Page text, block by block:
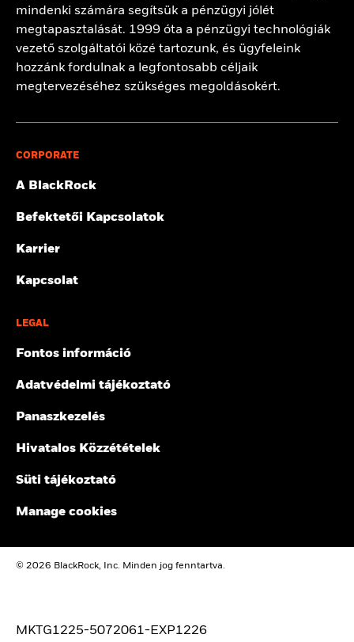
mindenki számára segítsük a pénzügyi jólét
megtapasztalását. 1999 óta a pénzügyi technológiák
vezető szolgáltatói közé tartozunk, és ügyfeleink
hozzánk fordulnak a legfontosabb céljaik
megtervezéséhez szükséges megoldásokért.
CORPORATE
A BlackRock
Befektetői Kapcsolatok
Karrier
Kapcsolat
LEGAL
Fontos információ
Adatvédelmi tájékoztató
Panaszkezelés
Hivatalos Közzétételek
Süti tájékoztató
Manage cookies
© 2026 BlackRock, Inc. Minden jog fenntartva.
MKTG1225-5072061-EXP1226